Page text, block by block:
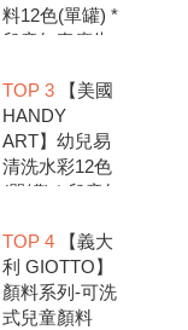
料12色(單罐) *
兒童無毒廣告
放心，彩繪DIY
超有趣
TOP 3【美國
HANDY
ART】幼兒易
清洗水彩12色
(單罐) * 兒童無
安全好放心，
彩繪DIY超有趣
TOP 4【義大
利 GIOTTO】
顏料系列-可洗
式兒童顏料